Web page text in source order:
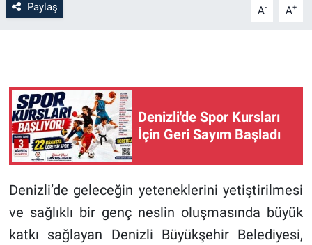
Paylaş A- A+
Denizli'de Spor Kursları
İçin Geri Sayım Başladı
Denizli’de geleceğin yeteneklerini yetiştirilmesi
ve sağlıklı bir genç neslin oluşmasında büyük
katkı sağlayan Denizli Büyükşehir Belediyesi,